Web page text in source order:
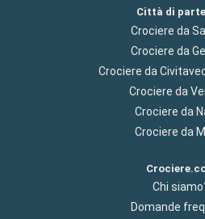
Città di
Crociere da
Crociere da
Crociere da
Crociere da
Crociere da
Crociere da
Chi
Domande